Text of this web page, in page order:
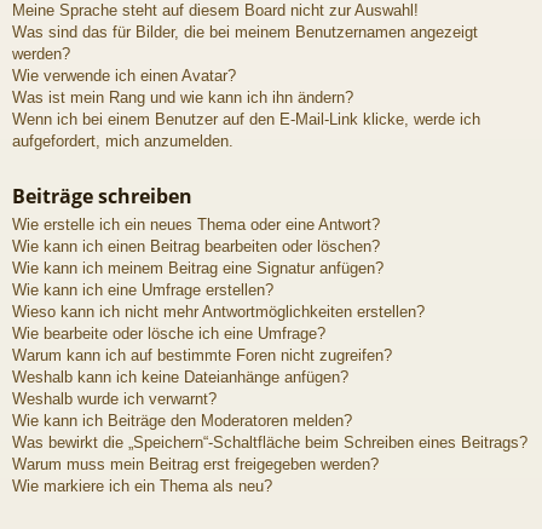
Meine Sprache steht auf diesem Board nicht zur Auswahl!
Was sind das für Bilder, die bei meinem Benutzernamen angezeigt
werden?
Wie verwende ich einen Avatar?
Was ist mein Rang und wie kann ich ihn ändern?
Wenn ich bei einem Benutzer auf den E-Mail-Link klicke, werde ich
aufgefordert, mich anzumelden.
Beiträge schreiben
Wie erstelle ich ein neues Thema oder eine Antwort?
Wie kann ich einen Beitrag bearbeiten oder löschen?
Wie kann ich meinem Beitrag eine Signatur anfügen?
Wie kann ich eine Umfrage erstellen?
Wieso kann ich nicht mehr Antwortmöglichkeiten erstellen?
Wie bearbeite oder lösche ich eine Umfrage?
Warum kann ich auf bestimmte Foren nicht zugreifen?
Weshalb kann ich keine Dateianhänge anfügen?
Weshalb wurde ich verwarnt?
Wie kann ich Beiträge den Moderatoren melden?
Was bewirkt die „Speichern“-Schaltfläche beim Schreiben eines Beitrags?
Warum muss mein Beitrag erst freigegeben werden?
Wie markiere ich ein Thema als neu?